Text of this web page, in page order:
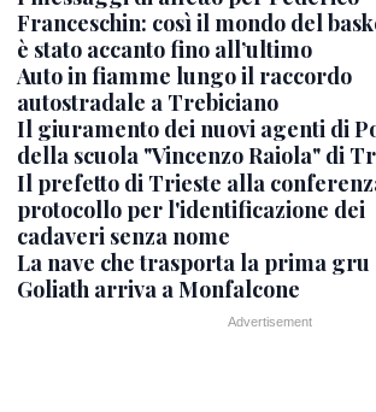
Franceschin: così il mondo del
è stato accanto fino all’ultimo
Auto in fiamme lungo il raccordo
autostradale a Trebiciano
Il giuramento dei nuovi agenti di
della scuola "Vincenzo Raiola" di
Il prefetto di Trieste alla
protocollo per l'identificazione dei
cadaveri senza nome
La nave che trasporta la prima gru
Goliath arriva a Monfalcone